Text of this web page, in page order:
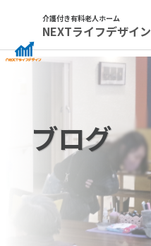
content
介護付き有料老人ホーム
NEXTライフデザイン
ブログ